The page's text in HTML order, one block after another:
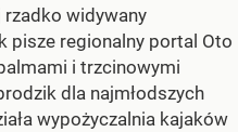
rzadko widywany
pisze regionalny portal Oto
i trzcinowymi
dla najmłodszych
wypożyczalnia kajaków